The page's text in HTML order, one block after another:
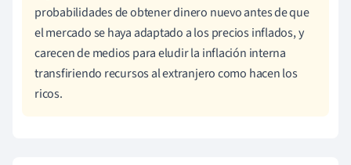
probabilidades de obtener dinero nuevo antes de que
el mercado se haya adaptado a los precios inflados, y
carecen de medios para eludir la inflación interna
transfiriendo recursos al extranjero como hacen los
ricos.